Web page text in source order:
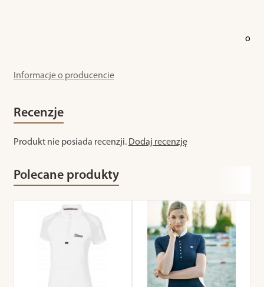
o
Informacje o producencie
Recenzje
Produkt nie posiada recenzji. Dodaj recenzję
Polecane produkty